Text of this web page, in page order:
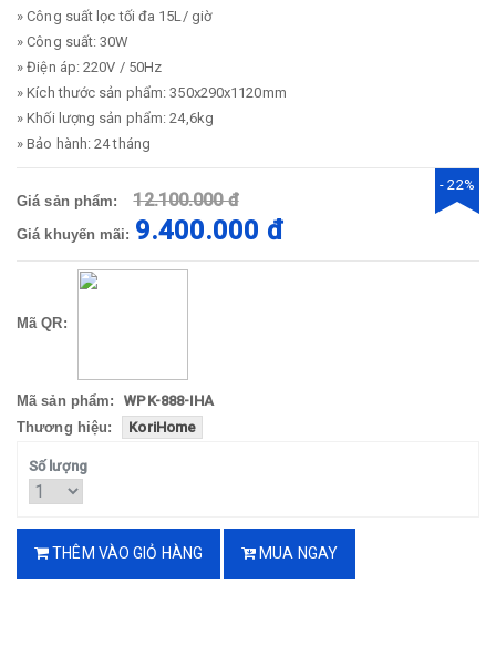
» Công suất lọc tối đa 15L/ giờ
» Công suất: 30W
» Điện áp: 220V / 50Hz
» Kích thước sản phẩm: 350x290x1120mm
» Khối lượng sản phẩm: 24,6kg
» Bảo hành: 24 tháng
Giá sản phẩm: 12.100.000 đ
Giá khuyến mãi: 9.400.000 đ
- 22%
Mã QR:
Mã sản phẩm:
WPK-888-IHA
Thương hiệu:
KoriHome
Số lượng
THÊM VÀO GIỎ HÀNG MUA NGAY